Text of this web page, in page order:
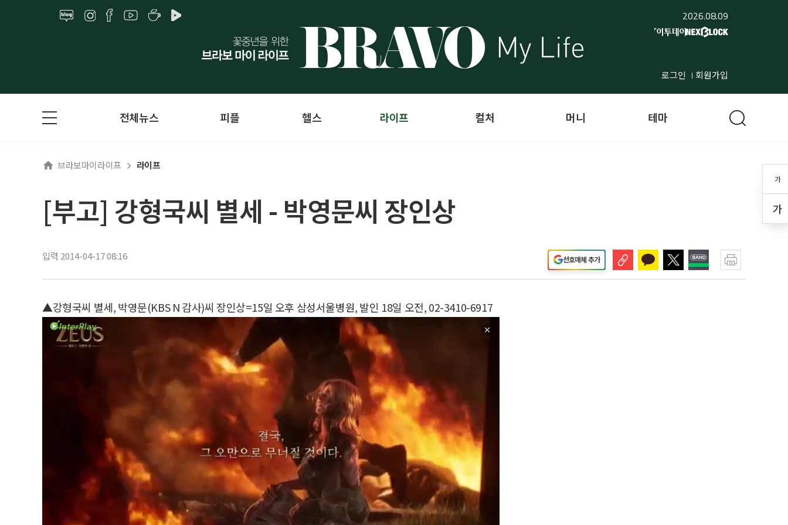
2026.08.09
로그인 회원가입
가
가
전체뉴스 피플 헬스 라이프 컬처 머니 테마
브라보마이라이프 라이프
[부고] 강형국씨 별세 - 박영문씨 장인상
입력 2014-04-17 08:16 선호매체 추가
▲강형국씨 별세, 박영문(KBS N 감사)씨 장인상=15일 오후 삼성서울병원, 발인 18일 오전, 02-3410-6917